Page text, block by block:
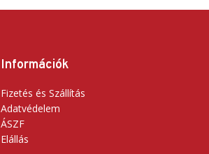
Információk
Fizetés és Szállítás
Adatvédelem
ÁSZF
Elállás